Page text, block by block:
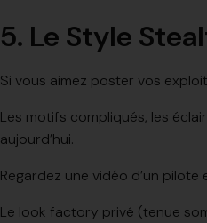
5. Le Style
Si vous aimez poster vos
Les motifs compliqués, les
aujourd’hui.
Regardez une vidéo d’un
Le look factory privé (tenue